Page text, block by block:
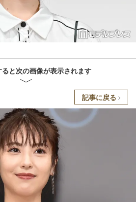
ると次の画像が表示されます
記事に戻る